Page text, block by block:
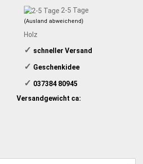
2-5 Tage
(Ausland abweichend)
Holz
✓ ​schneller Versand
✓ ​Geschenkidee
✓ ​ 037384 80945
Versandgewicht ca: